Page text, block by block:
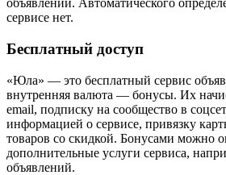
объявлений. Автоматического
сервисе нет.
Бесплатный доступ
«Юла» — это бесплатный сервис
внутренняя валюта — бонусы. Их
email, подписку на сообщество в
информацией о сервисе, привязку
товаров со скидкой. Бонусами можно
дополнительные услуги сервиса,
объявлений.